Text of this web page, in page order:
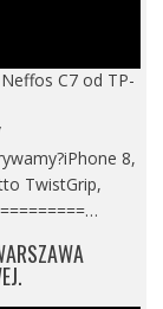
C7 od TP-
8,
TwistGrip,